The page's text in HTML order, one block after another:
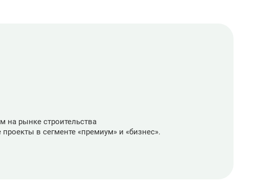
на рынке строительства
в сегменте «премиум» и «бизнес».